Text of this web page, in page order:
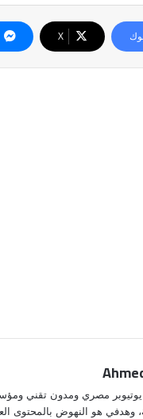
X
مصري ومدون تقني
وهدفي هو النهوض بالمحتوى